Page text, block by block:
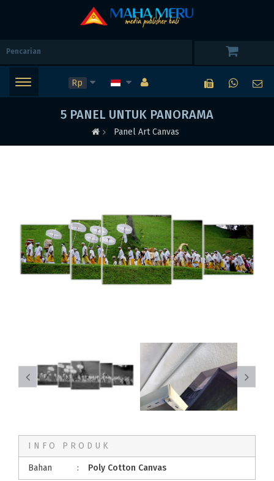
Rp
5 PANEL UNTUK PANORAMA
Panel Art Canvas
INFO PRODUK
Bahan : Poly Cotton Canvas